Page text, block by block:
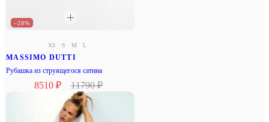
–28%
XS S M L
MASSIMO DUTTI
Рубашка из струящегося сатина
8510 ₽ 11790 ₽